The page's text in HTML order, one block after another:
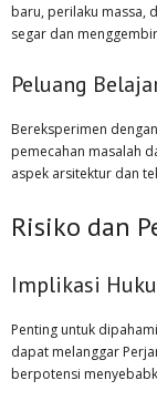
baru, perilaku massa,
segar dan
Peluang
Bereksperimen
pemecahan masalah
aspek arsitektur dan
Risiko dan
Implikasi
Penting untuk
dapat melanggar
berpotensi